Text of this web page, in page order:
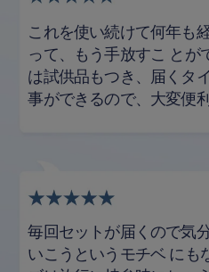
これを使い続けて何年も
って、もう手放すこ とが
は試供品もつき、届くタ
事ができるので、大変便
毎回セットが届くので気
いこうというモチベ にも